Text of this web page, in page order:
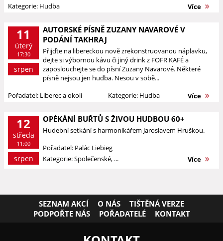
Kategorie: Hudba
Více
11
úterý
17:30
srpen
AUTORSKÉ PÍSNĚ ZUZANY NAVAROVÉ V
PODÁNÍ TAKHRAJ
Přijďte na libereckou nově zrekonstruovanou náplavku,
dejte si výbornou kávu či jiný drink z FOFR KAFÉ a
zaposlouchejte se do písní Zuzany Navarové. Některé
písně nejsou jen hudba. Nesou v sobě...
Pořadatel: Liberec a okolí
Kategorie: Hudba Více
12
středa
11:00
srpen
OPÉKÁNÍ BUŘTŮ S ŽIVOU HUDBOU 60+
Hudební setkání s harmonikářem Jaroslavem Hruškou.
Pořadatel: Palác Liebieg
Kategorie: Společenské, ...
Více
SEZNAM AKCÍ O NÁS
TIŠTĚNÁ VERZE
PODPOŘTE NÁS
POŘADATELÉ KONTAKT